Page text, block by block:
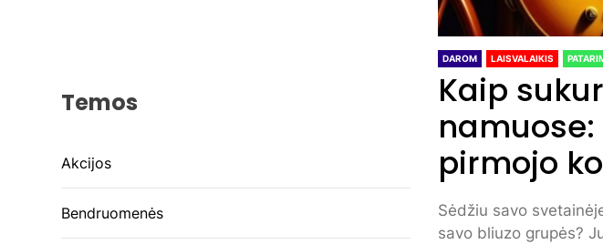
DAROM LAISVALAIKIS
Kaip
pirmojo
Sėdžiu savo
savo bliuzo grupės?
Temos
Akcijos
Bendruomenės